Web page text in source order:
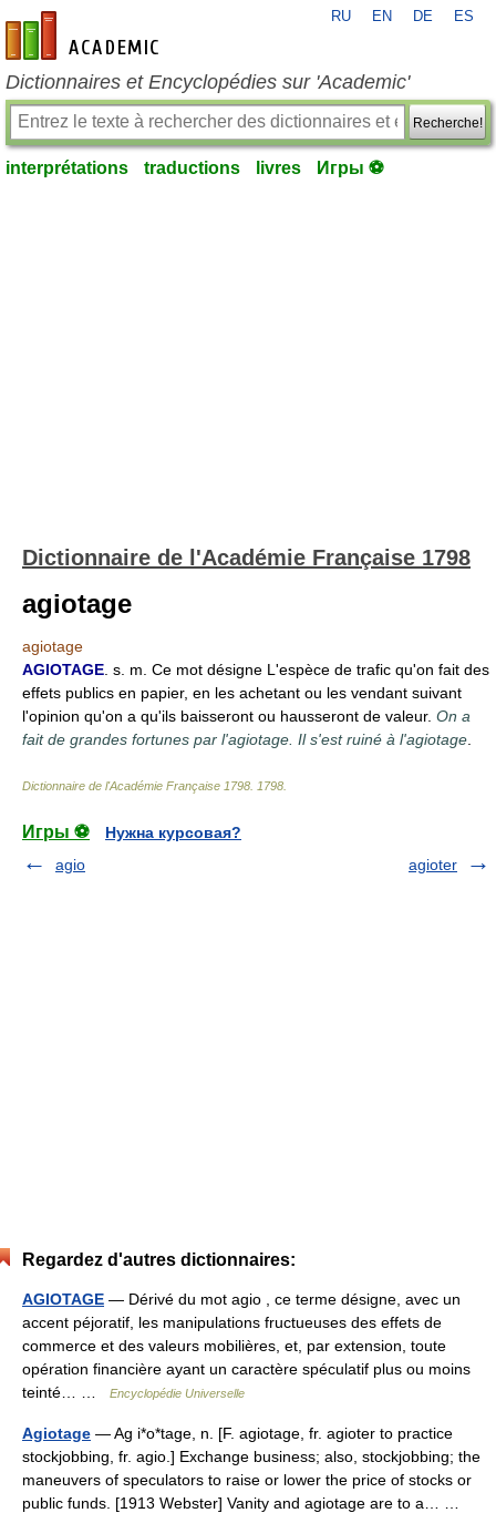
fr-academic.com
RU EN DE ES
Dictionnaires et Encyclopédies sur 'Academic'
Recherche!
interprétations traductions livres Игры ⚽
Dictionnaire de l'Académie Française 1798
agiotage
agiotage
AGIOTAGE . s. m. Ce mot désigne L'espèce de trafic qu'on fait des
effets publics en papier, en les achetant ou les vendant suivant
l'opinion qu'on a qu'ils baisseront ou hausseront de valeur. On a
fait de grandes fortunes par l'agiotage. Il s'est ruiné à l'agiotage
Dictionnaire de l'Académie Française 1798 1798
Игры ⚽
Нужна курсовая?
agio
agioter
Regardez d'autres dictionnaires:
AGIOTAGE — Dérivé du mot agio , ce terme désigne, avec un
accent péjoratif, les manipulations fructueuses des effets de
commerce et des valeurs mobilières, et, par extension, toute
opération financière ayant un caractère spéculatif plus ou moins
teinté… …
Encyclopédie Universelle
Agiotage — Ag i*o*tage, n. [F. agiotage, fr. agioter to practice
stockjobbing, fr. agio.] Exchange business; also, stockjobbing; the
maneuvers of speculators to raise or lower the price of stocks or
public funds. [1913 Webster] Vanity and agiotage are to a… …